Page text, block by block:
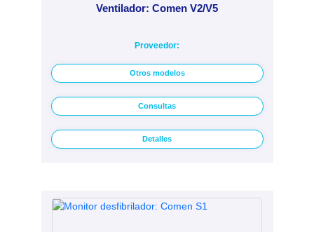
Ventilador: Comen V2/V5
Proveedor:
Otros modelos
Consultas
Detalles